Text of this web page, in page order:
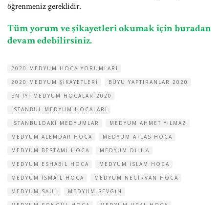
öğrenmeniz gereklidir.
Tüm yorum ve şikayetleri okumak için buradan
devam edebilirsiniz.
2020 MEDYUM HOCA YORUMLARI
2020 MEDYUM ŞIKAYETLERI
BÜYÜ YAPTIRANLAR 2020
EN IYI MEDYUM HOCALAR 2020
ISTANBUL MEDYUM HOCALARI
ISTANBULDAKI MEDYUMLAR
MEDYUM AHMET YILMAZ
MEDYUM ALEMDAR HOCA
MEDYUM ATLAS HOCA
MEDYUM BESTAMI HOCA
MEDYUM DILHA
MEDYUM ESHABIL HOCA
MEDYUM ISLAM HOCA
MEDYUM ISMAIL HOCA
MEDYUM NECIRVAN HOCA
MEDYUM SAUL
MEDYUM SEVGIN